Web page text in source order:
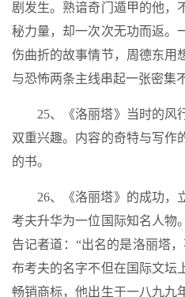
剧发生。熟谙奇门遁甲的他，
秘力量，却一次次无功而返。
伤曲折的故事情节，周德东用
与恐怖两条主线串起一张密集
25、《洛丽塔》当时的风
双重兴趣。内容的奇特与写作
的书。
26、《洛丽塔》的成功，
考夫升华为一位国际知名人物
告记者道：“出名的是洛丽塔
布考夫的名字不但在国际文坛
畅销商标，他出生于一八九九